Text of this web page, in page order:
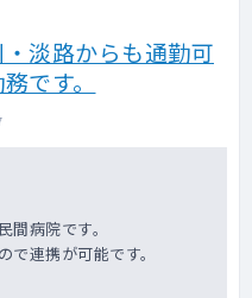
淡路からも通勤可
です。
間病院です。
で連携が可能です。